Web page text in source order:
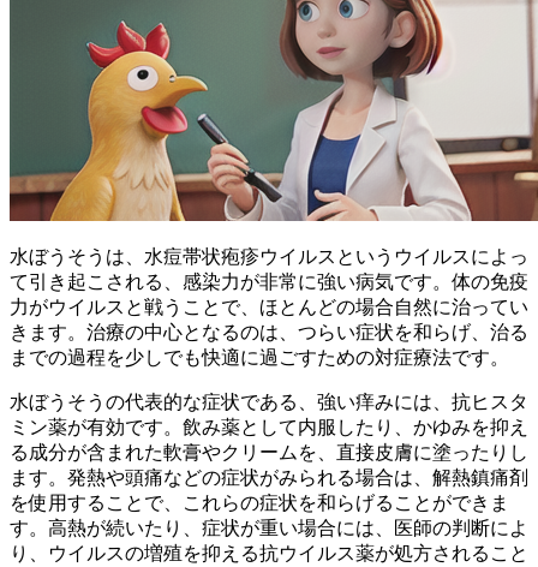
水ぼうそうは、水痘帯状疱疹ウイルスというウイルスによっ
て引き起こされる、感染力が非常に強い病気です。体の免疫
力がウイルスと戦うことで、ほとんどの場合自然に治ってい
きます。治療の中心となるのは、つらい症状を和らげ、治る
までの過程を少しでも快適に過ごすための対症療法です。
水ぼうそうの代表的な症状である、強い痒みには、 抗ヒスタ
ミン薬が有効です。飲み薬として内服したり、かゆみを抑え
る成分が含まれた軟膏やクリームを、直接皮膚に塗ったりし
ます。発熱や頭痛などの症状がみられる場合は、 解熱鎮痛剤
を使用することで、これらの症状を和らげることができま
す。高熱が続いたり、症状が重い場合には、医師の判断によ
り、ウイルスの増殖を抑える抗ウイルス薬が処方されること